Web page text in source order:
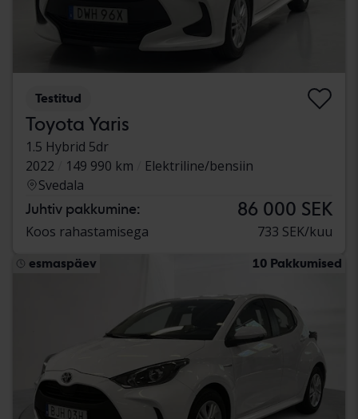
Testitud
Toyota Yaris
1.5 Hybrid 5dr
2022
149 990 km
Elektriline/bensiin
Svedala
Juhtiv pakkumine: 86 000 SEK
Koos rahastamisega 733 SEK/kuu
esmaspäev 10 Pakkumised